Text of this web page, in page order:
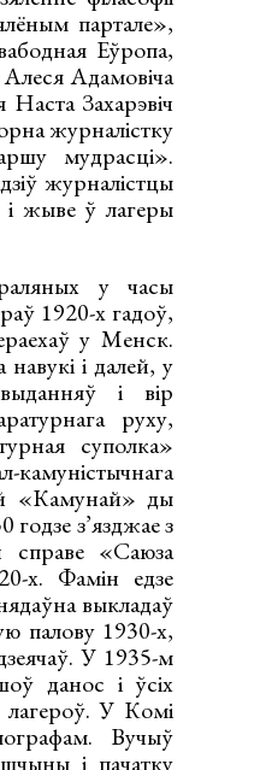
партале»,
Еўропа,
Адамовіча
Захарэвіч
журналістку
мудрасці».
журналістцы
і жыве ў лагеры
у часы
1920-х гадоў,
у Менск.
і далей, у
і вір
руху,
суполка»
«Камунай» ды
з’язджае з
«Саюза
х. Фамін едзе
выкладаў
палову 1930-х,
У 1935-м
данос і ўсіх
У Комі
Вучыў
і пачатку